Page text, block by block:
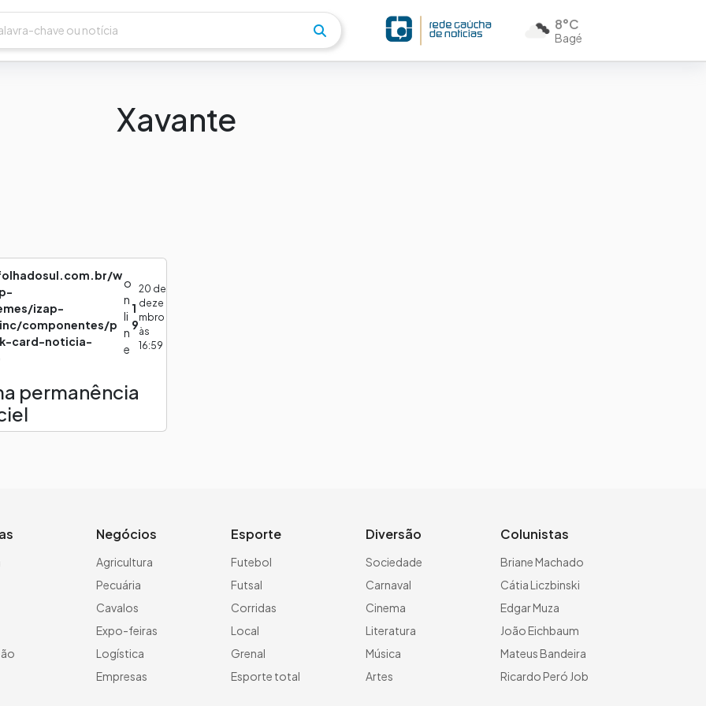
8°C
Bagé
Xavante
w
izap-
componentes/p
card-noticia-
o
n
li
n
e
1
9
20 de
deze
mbro
às
16:59
permanência
Negócios
Agricultura
Pecuária
Cavalos
Expo-feiras
Logística
Empresas
Esporte
Futebol
Futsal
Corridas
Local
Grenal
Esporte total
Diversão
Sociedade
Carnaval
Cinema
Literatura
Música
Artes
Colunistas
Briane Machado
Cátia Liczbinski
Edgar Muza
João Eichbaum
Mateus Bandeira
Ricardo Peró Job